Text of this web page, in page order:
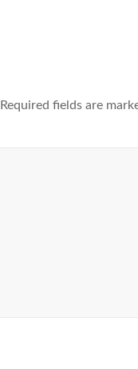
Required fields are